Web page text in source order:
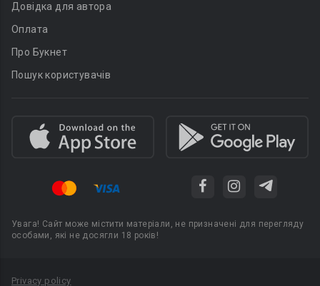
Довідка для автора
Оплата
Про Букнет
Пошук користувачів
Увага! Сайт може містити матеріали, не призначені для перегляду
особами, які не досягли 18 років!
Privacy policy